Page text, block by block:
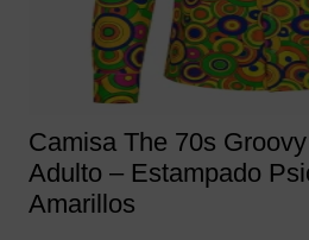
en
la
de
Camisa The 70s
Adulto – Estampado
Amarillos